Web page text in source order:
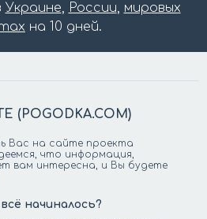
Украине, России, мировых
на 10 дней.
(POGODKA.COM)
Вас на сайте проекта
что информация,
вам интересна, и Вы будете
начиналось?